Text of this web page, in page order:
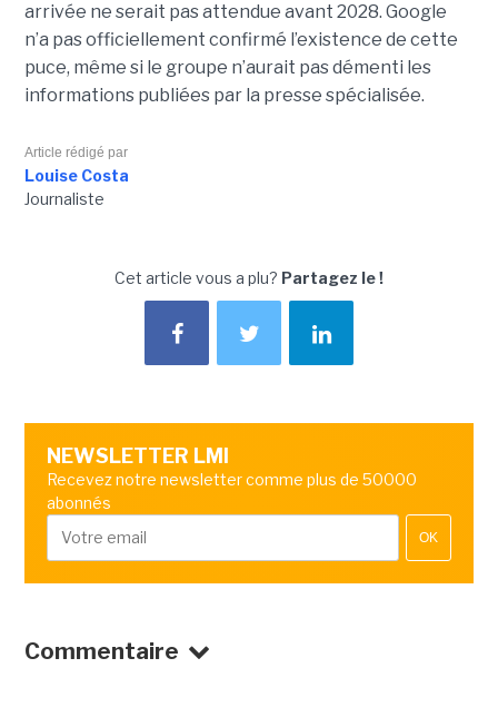
arrivée ne serait pas attendue avant 2028. Google
n’a pas officiellement confirmé l’existence de cette
puce, même si le groupe n’aurait pas démenti les
informations publiées par la presse spécialisée.
Article rédigé par
Louise Costa
Journaliste
Cet article vous a plu? Partagez le !
NEWSLETTER LMI
Recevez notre newsletter comme plus de 50000
abonnés
OK
Commentaire